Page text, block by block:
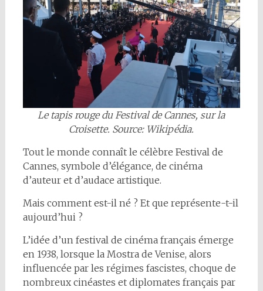
Le tapis rouge du Festival de Cannes, sur la
Croisette. Source: Wikipédia.
Tout le monde connaît le célèbre Festival de
Cannes, symbole d’élégance, de cinéma
d’auteur et d’audace artistique.
Mais comment est-il né ? Et que représente-t-il
aujourd’hui ?
L’idée d’un festival de cinéma français émerge
en 1938, lorsque la Mostra de Venise, alors
influencée par les régimes fascistes, choque de
nombreux cinéastes et diplomates français par